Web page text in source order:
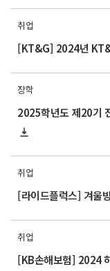
취업
장학
2025학년도 제20기
취업
[라이드플럭스] 겨울
취업